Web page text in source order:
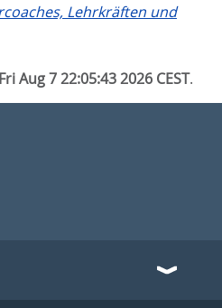
Lehrkräften und
Fri Aug 7 22:05:43 2026 CEST.